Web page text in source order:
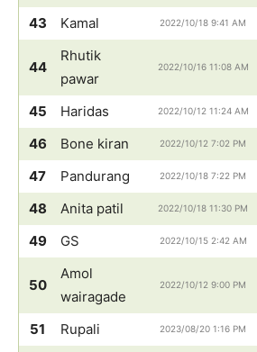
43
Kamal 2022/10/18 9:41 AM
44
Rhutik
pawar
2022/10/16 11:08 AM
45 Haridas 2022/10/12 11:24 AM
46
Bone kiran 2022/10/12 7:02 PM
47
Pandurang 2022/10/18 7:22 PM
48
Anita patil 2022/10/18 11:30 PM
49
GS 2022/10/15 2:42 AM
50
Amol
wairagade
2022/10/12 9:00 PM
51 Rupali 2023/08/20 1:16 PM